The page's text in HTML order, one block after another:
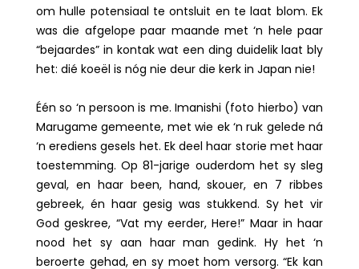
om hulle potensiaal te ontsluit en te laat blom. Ek
was die afgelope paar maande met ‘n hele paar
“bejaardes” in kontak wat een ding duidelik laat bly
het: dié koeël is nóg nie deur die kerk in Japan nie!
Één so ‘n persoon is me. Imanishi (foto hierbo) van
Marugame gemeente, met wie ek ‘n ruk gelede ná
‘n erediens gesels het. Ek deel haar storie met haar
toestemming. Op 81-jarige ouderdom het sy sleg
geval, en haar been, hand, skouer, en 7 ribbes
gebreek, én haar gesig was stukkend. Sy het vir
God geskree, “Vat my eerder, Here!” Maar in haar
nood het sy aan haar man gedink. Hy het ‘n
beroerte gehad, en sy moet hom versorg. “Ek kan